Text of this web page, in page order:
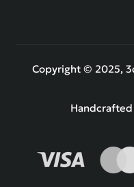
Copyright © 2025,